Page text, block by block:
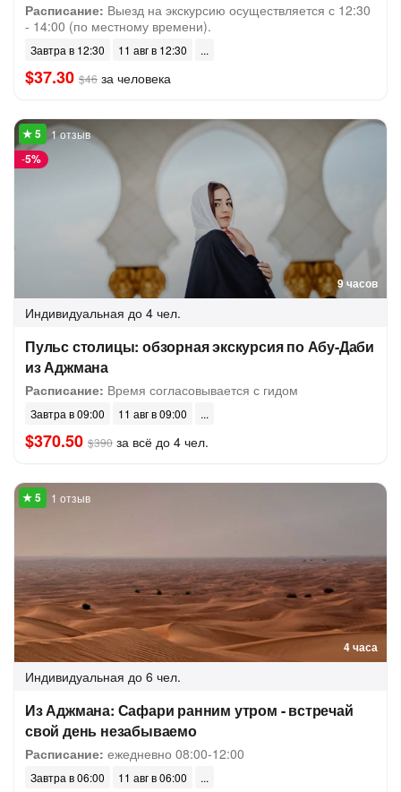
Расписание: Выезд на экскурсию осуществляется с 12:30
- 14:00 (по местному времени).
Завтра в 12:30 11 авг в 12:30
$37.30 $46 за человека
9 часов
-5%
1 отзыв
Индивидуальная до 4 чел.
Пульс столицы: обзорная экскурсия по Абу-Даби
из Аджмана
Расписание: Время согласовывается с гидом
Завтра в 09:00 11 авг в 09:00
$370.50 $390 за всё до 4 чел.
4 часа
1 отзыв
Индивидуальная до 6 чел.
Из Аджмана: Сафари ранним утром - встречай
свой день незабываемо
Расписание: ежедневно 08:00-12:00
Завтра в 06:00 11 авг в 06:00